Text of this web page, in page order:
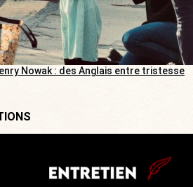
Nowak : des Anglais entre tristesse